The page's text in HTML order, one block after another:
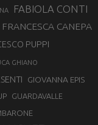
FABIOLA CONTI
FRANCESCA CANEPA
PUPPI
GHIANO
GIOVANNA EPIS
GUARDAVALLE